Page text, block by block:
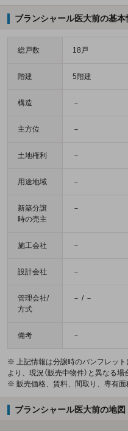
ブランシャール医大前の基本
総戸数 18戸
階建 5階建
構造 －
主方位 －
土地権利 －
用途地域 －
新築分譲
時の売主
－
施工会社 －
設計会社 －
管理会社/
方式
－ / －
備考 －
※ 上記情報は分譲時のパンフレッ
より、現況（販売中物件）と異なる場
※ 販売価格、賃料、間取り、専有面
ブランシャール医大前の地図